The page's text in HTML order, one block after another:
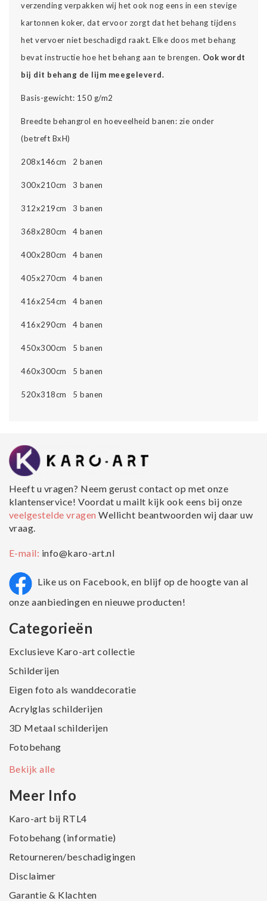
verzending verpakken wij het ook nog eens in een stevige
kartonnen koker, dat ervoor zorgt dat het behang tijdens
het vervoer niet beschadigd raakt. Elke doos met behang
bevat instructie hoe het behang aan te brengen. Ook wordt
bij dit behang de lijm meegeleverd.
Basis-gewicht: 150 g/m2
Breedte behangrol en hoeveelheid banen: zie onder
(betreft BxH)
208x146cm 2 banen
300x210cm 3 banen
312x219cm 3 banen
368x280cm 4 banen
400x280cm 4 banen
405x270cm 4 banen
416x254cm 4 banen
416x290cm 4 banen
450x300cm 5 banen
460x300cm 5 banen
520x318cm 5 banen
Heeft u vragen? Neem gerust contact op met onze
klantenservice! Voordat u mailt kijk ook eens bij onze
veelgestelde vragenWellicht beantwoorden wij daar uw
vraag.
E-mail: info@karo-art.nl
Like us on Facebook, en blijf op de hoogte van al
onze aanbiedingen en nieuwe producten!
Categorieën
Exclusieve Karo-art collectie
Schilderijen
Eigen foto als wanddecoratie
Acrylglas schilderijen
3D Metaal schilderijen
Fotobehang
Bekijk alle
Meer Info
Karo-art bij RTL4
Fotobehang (informatie)
Retourneren/beschadigingen
Disclaimer
Garantie & Klachten